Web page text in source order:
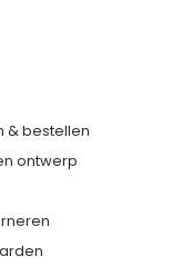
& bestellen
ontwerp